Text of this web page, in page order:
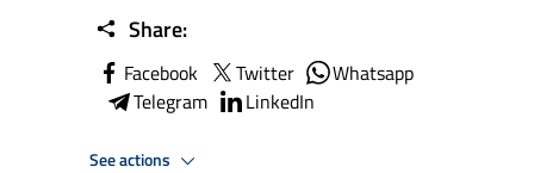
Share:
Facebook Twitter
Whatsapp
Telegram
LinkedIn
See actions